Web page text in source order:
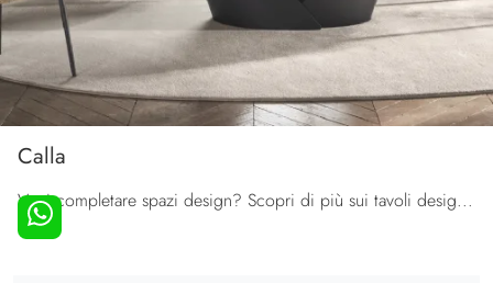
Calla
Vuoi completare spazi design? Scopri di più sui tavoli design fissi: il modello da pranzo Calla ti aspetta.